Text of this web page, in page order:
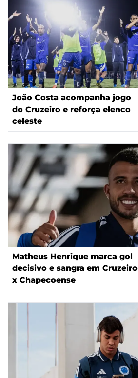
João Costa acompanha jogo
do Cruzeiro e reforça elenco
celeste
Matheus Henrique marca gol
decisivo e sangra em Cruzeiro
x Chapecoense